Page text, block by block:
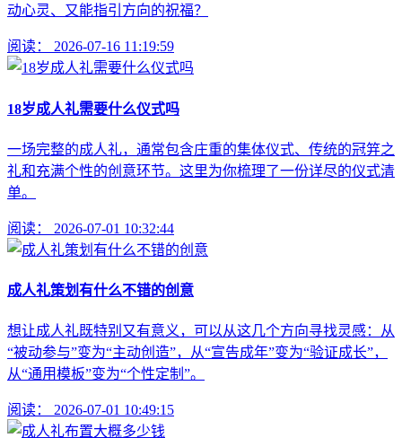
动心灵、又能指引方向的祝福？
阅读： 2026-07-16 11:19:59
18岁成人礼需要什么仪式吗
一场完整的成人礼，通常包含庄重的集体仪式、传统的冠笄之
礼和充满个性的创意环节。这里为你梳理了一份详尽的仪式清
单。
阅读： 2026-07-01 10:32:44
成人礼策划有什么不错的创意
想让成人礼既特别又有意义，可以从这几个方向寻找灵感：从
“被动参与”变为“主动创造”，从“宣告成年”变为“验证成长”，
从“通用模板”变为“个性定制”。
阅读： 2026-07-01 10:49:15